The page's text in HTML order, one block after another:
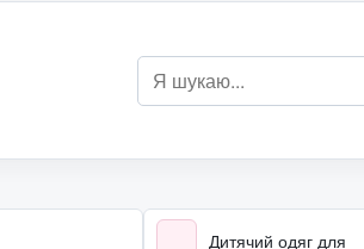
Дитячий одяг для